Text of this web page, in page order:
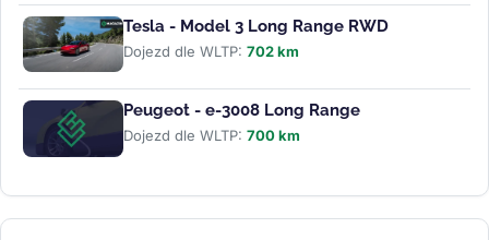
Tesla - Model 3 Long Range RWD
Dojezd dle WLTP: 702 km
Peugeot - e-3008 Long Range
Dojezd dle WLTP: 700 km